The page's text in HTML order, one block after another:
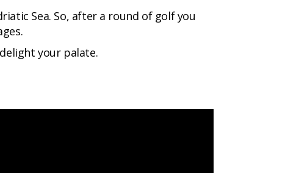
Sea. So, after a round of golf you
your palate.